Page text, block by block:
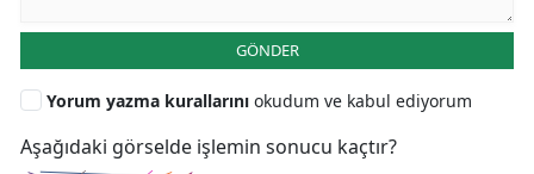
GÖNDER
Yorum yazma kurallarını okudum ve kabul ediyorum
Aşağıdaki görselde işlemin sonucu kaçtır?